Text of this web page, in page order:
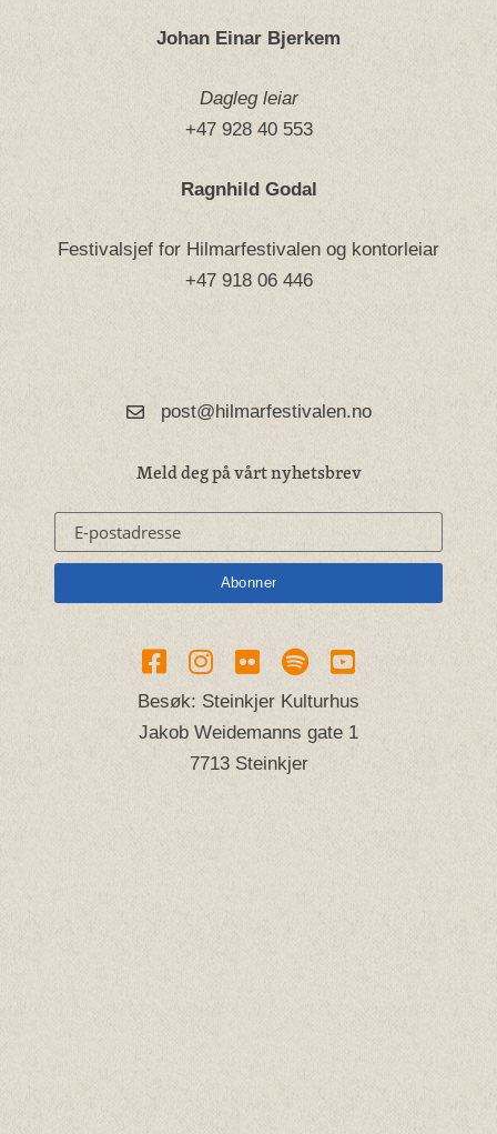
Johan Einar Bjerkem
Dagleg leiar
+47 928 40 553
Ragnhild Godal
Festivalsjef for Hilmarfestivalen og kontorleiar
+47 918 06 446
post@hilmarfestivalen.no
Meld deg på vårt nyhetsbrev
Besøk: Steinkjer Kulturhus
Jakob Weidemanns gate 1
7713 Steinkjer